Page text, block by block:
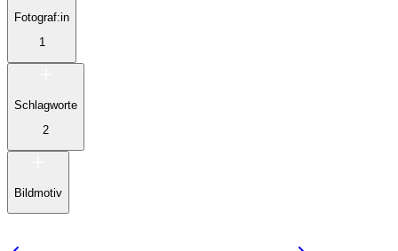
Fotograf:in
1
Schlagworte
2
Bildmotiv